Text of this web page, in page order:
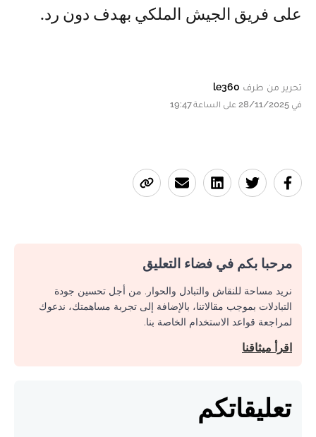
على فريق الجيش الملكي بهدف دون رد.
تحرير من طرف le360
في 28/11/2025 على الساعة 19:47
مرحبا بكم في فضاء التعليق
نريد مساحة للنقاش والتبادل والحوار. من أجل تحسين جودة
التبادلات بموجب مقالاتنا، بالإضافة إلى تجربة مساهمتك، ندعوك
لمراجعة قواعد الاستخدام الخاصة بنا.
اقرأ ميثاقنا
تعليقاتكم